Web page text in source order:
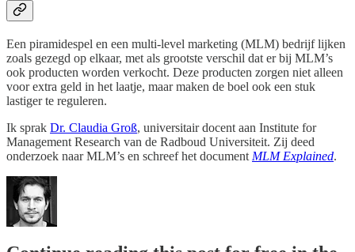
Een piramidespel en een multi-level marketing (MLM) bedrijf lijken
zoals gezegd op elkaar, met als grootste verschil dat er bij MLM’s
ook producten worden verkocht. Deze producten zorgen niet alleen
voor extra geld in het laatje, maar maken de boel ook een stuk
lastiger te reguleren.
Ik sprak Dr. Claudia Groß, universitair docent aan Institute for
Management Research van de Radboud Universiteit. Zij deed
onderzoek naar MLM’s en schreef het document MLM Explained.